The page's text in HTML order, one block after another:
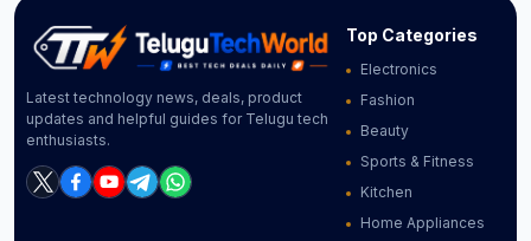
Latest technology news, deals, product
updates and helpful guides for Telugu tech
enthusiasts.
Top Categories
Electronics
Fashion
Beauty
Sports & Fitness
Kitchen
Home Appliances